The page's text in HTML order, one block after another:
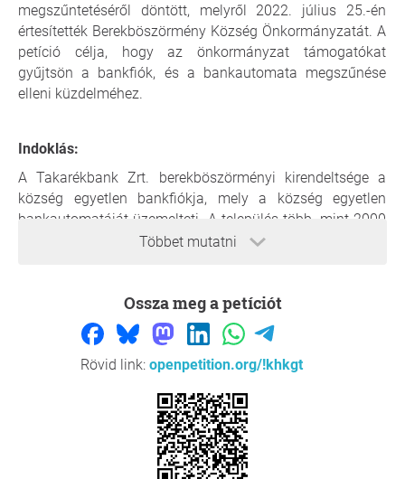
Többet mutatni
megszűntetéséről döntött, melyről 2022. július 25.-én
értesítették Berekböszörmény Község Önkormányzatát. A
petíció célja, hogy az önkormányzat támogatókat
gyűjtsön a bankfiók, és a bankautomata megszűnése
elleni küzdelméhez.
Indoklás:
A Takarékbank Zrt. berekböszörményi kirendeltsége a
község egyetlen bankfiókja, mely a község egyetlen
bankautomatáját üzemelteti. A település több, mint 2000
fős lakosságának folyószámlával rendelkező lakosai
szereplők jelentős részének folyószámláját is, valamint
Berekböszörmény Község Önkormányzatának, a
Berekböszörményi Közös Önkormányzati Hivatalnak, a
nemzetiségi önkormányzatoknak, és a település
lakosa állíthatja joggal, hogy a bankfiók a "mi bankunk".
A kirendeltség mindemellett a környező kistelepülések
lakóinak is hozzáférést biztosít a pénzintézet
szolgáltatásaihoz, ezért a bankfiók bezárása nem csak
Ossza meg a petíciót
Rövid link: openpetition.org/!khkgt